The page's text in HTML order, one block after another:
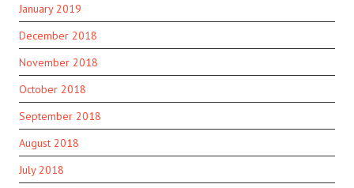
January 2019
December 2018
November 2018
October 2018
September 2018
August 2018
July 2018